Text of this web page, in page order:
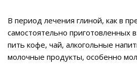
В период лечения глиной, как в
самостоятельно приготовленных
пить кофе, чай, алкогольные
молочные продукты, особенно